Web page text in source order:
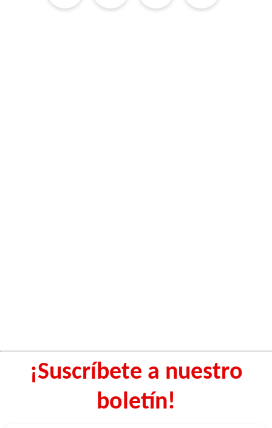
¡Suscríbete a nuestro
boletín!